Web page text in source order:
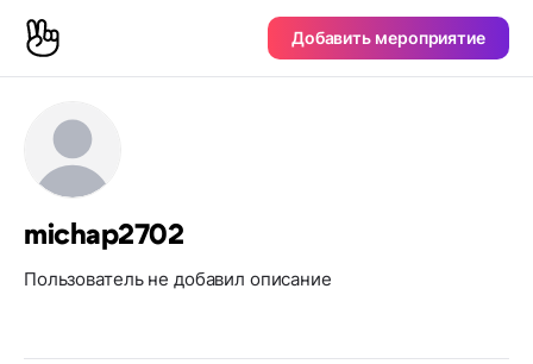
Добавить мероприятие
michap2702
Пользователь не добавил описание